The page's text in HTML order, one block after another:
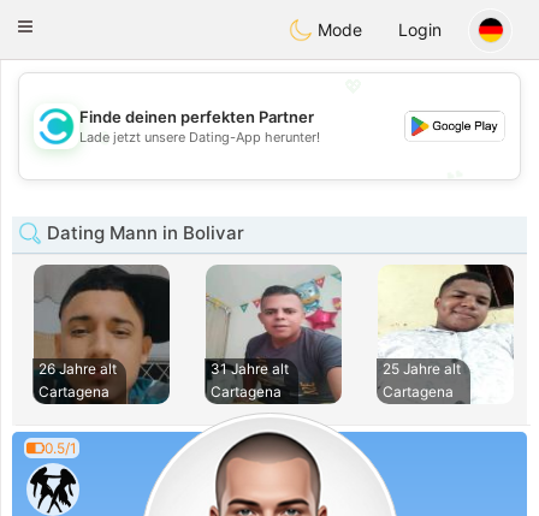
olombiaCitas
Toggle
Mode Login
💖
💕
Finde deinen perfekten Partner
Lade jetzt unsere Dating-App herunter!
Dating Mann in Bolivar
26 Jahre alt
Cartagena
31 Jahre alt
Cartagena
25 Jahre alt
Cartagena
0.5/1